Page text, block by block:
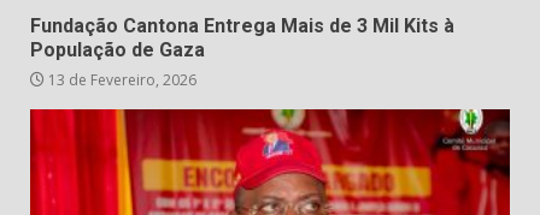
Fundação Cantona Entrega Mais de 3 Mil Kits à
População de Gaza
13 de Fevereiro, 2026